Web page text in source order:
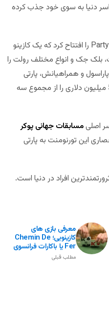
دنیا به سوی خود جذب کرده
در سال 2002، این شرکت PartyCasino را افتتاح کرد که یک کازینو
بلک جک و انواع مختلف رولت را
و همراهیانش، پارتی
گیمینگ در سال 2004، درآمد 500 میلیون دلاری را از مجموع سه
اصلیمسابقات جهانی پوکر
این تورنومنت به پارتی
افراد در دنیا است.
معرفی بازی های
کازینویی؛ Chemin De
Fer یا باکارات فرانسوی
مطلب قبلی